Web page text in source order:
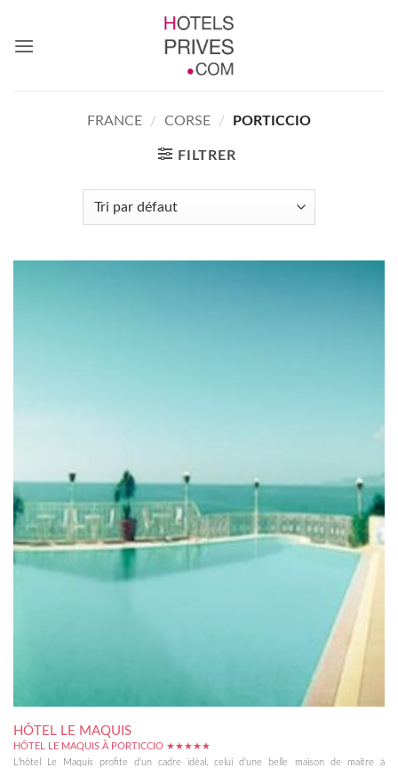
contenu
FRANCE / CORSE / PORTICCIO
FILTRER
HÔTEL LE MAQUIS
HÔTEL LE MAQUIS À PORTICCIO ★★★★★
L'hôtel Le Maquis profite d'un cadre idéal, celui d'une belle maison de maître à